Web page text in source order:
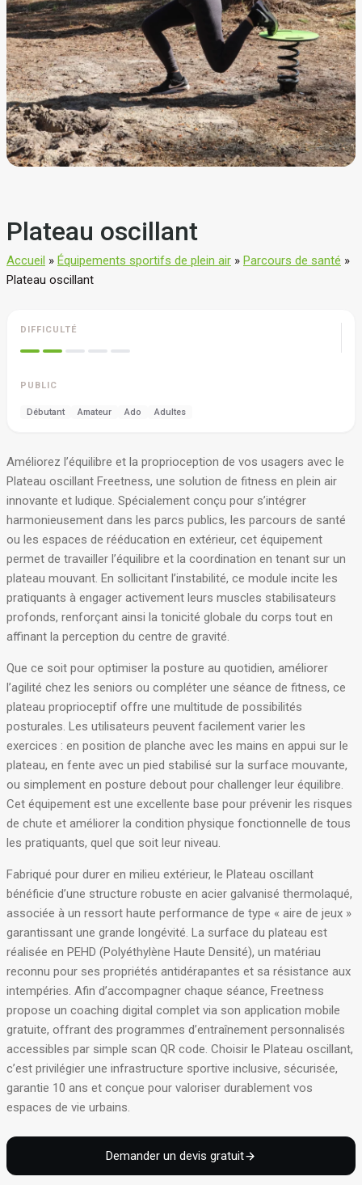
Plateau oscillant
Accueil » Équipements sportifs de plein air » Parcours de santé »
Plateau oscillant
DIFFICULTÉ
PUBLIC
Débutant Amateur Ado Adultes
Améliorez l’équilibre et la proprioception de vos usagers avec le
Plateau oscillant Freetness, une solution de fitness en plein air
innovante et ludique. Spécialement conçu pour s’intégrer
harmonieusement dans les parcs publics, les parcours de santé
ou les espaces de rééducation en extérieur, cet équipement
permet de travailler l’équilibre et la coordination en tenant sur un
plateau mouvant. En sollicitant l’instabilité, ce module incite les
pratiquants à engager activement leurs muscles stabilisateurs
profonds, renforçant ainsi la tonicité globale du corps tout en
affinant la perception du centre de gravité.
Que ce soit pour optimiser la posture au quotidien, améliorer
l’agilité chez les seniors ou compléter une séance de fitness, ce
plateau proprioceptif offre une multitude de possibilités
posturales. Les utilisateurs peuvent facilement varier les
exercices : en position de planche avec les mains en appui sur le
plateau, en fente avec un pied stabilisé sur la surface mouvante,
ou simplement en posture debout pour challenger leur équilibre.
Cet équipement est une excellente base pour prévenir les risques
de chute et améliorer la condition physique fonctionnelle de tous
les pratiquants, quel que soit leur niveau.
Fabriqué pour durer en milieu extérieur, le Plateau oscillant
bénéficie d’une structure robuste en acier galvanisé thermolaqué,
associée à un ressort haute performance de type « aire de jeux »
garantissant une grande longévité. La surface du plateau est
réalisée en PEHD (Polyéthylène Haute Densité), un matériau
reconnu pour ses propriétés antidérapantes et sa résistance aux
intempéries. Afin d’accompagner chaque séance, Freetness
propose un coaching digital complet via son application mobile
gratuite, offrant des programmes d’entraînement personnalisés
accessibles par simple scan QR code. Choisir le Plateau oscillant,
c’est privilégier une infrastructure sportive inclusive, sécurisée,
garantie 10 ans et conçue pour valoriser durablement vos
espaces de vie urbains.
Demander un devis gratuit